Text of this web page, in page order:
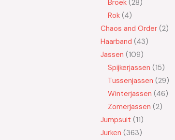
Broek 28
Rok 4
Chaos and Order 2
Haarband 43
Jassen 109
Spijkerjassen 15
Tussenjassen 29
Winterjassen 46
Zomerjassen 2
Jumpsuit 11
Jurken 363